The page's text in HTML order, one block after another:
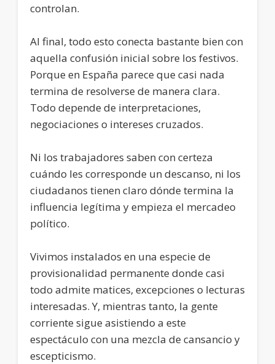
controlan.
Al final, todo esto conecta bastante bien con
aquella confusión inicial sobre los festivos.
Porque en España parece que casi nada
termina de resolverse de manera clara.
Todo depende de interpretaciones,
negociaciones o intereses cruzados.
Ni los trabajadores saben con certeza
cuándo les corresponde un descanso, ni los
ciudadanos tienen claro dónde termina la
influencia legítima y empieza el mercadeo
político.
Vivimos instalados en una especie de
provisionalidad permanente donde casi
todo admite matices, excepciones o lecturas
interesadas. Y, mientras tanto, la gente
corriente sigue asistiendo a este
espectáculo con una mezcla de cansancio y
escepticismo.